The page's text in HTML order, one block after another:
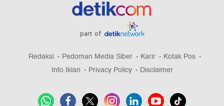
part of
Redaksi Pedoman Media Siber Karir
Kotak Pos
Info Iklan
Privacy Policy Disclaimer